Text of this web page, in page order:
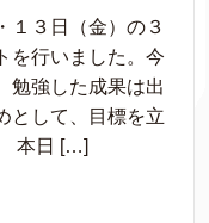
１３日（金）の３
を行いました。今
勉強した成果は出
として、目標を立
本日 […]